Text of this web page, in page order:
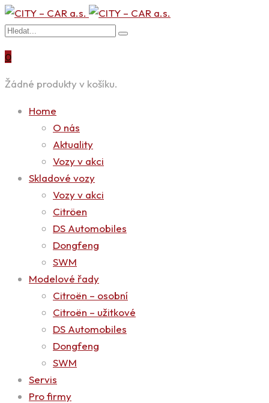
0
Žádné produkty v košíku.
Home
O nás
Aktuality
Vozy v akci
Skladové vozy
Vozy v akci
Citröen
DS Automobiles
Dongfeng
SWM
Modelové řady
Citroën – osobní
Citroën – užitkové
DS Automobiles
Dongfeng
SWM
Servis
Pro firmy